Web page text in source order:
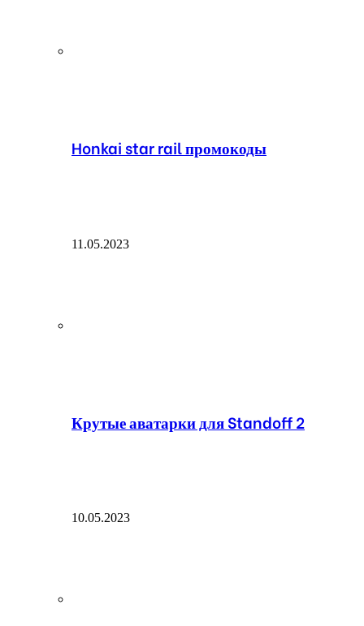
Honkai star rail промокоды
11.05.2023
Крутые аватарки для Standoff 2
10.05.2023